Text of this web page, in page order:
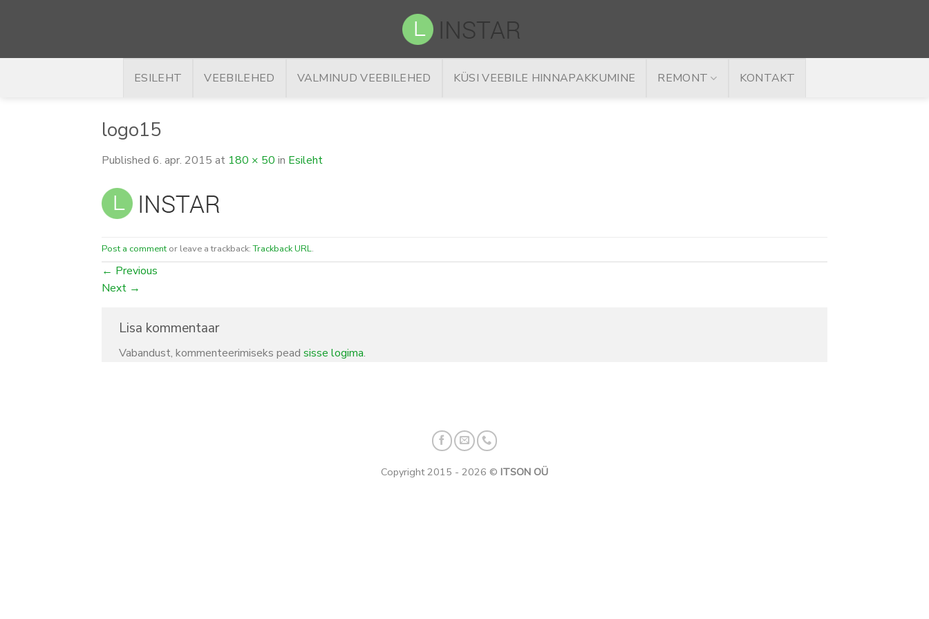
ESILEHT VEEBILEHED VALMINUD VEEBILEHED KÜSI VEEBILE HINNAPAKKUMINE REMONT KONTAKT
logo15
Published 6. apr. 2015 at 180 × 50 in Esileht
Post a comment or leave a trackback:Trackback URL.
← Previous
Next →
Lisa kommentaar
Vabandust, kommenteerimiseks pead sisse logima.
Copyright 2015 - 2026 © ITSON OÜ